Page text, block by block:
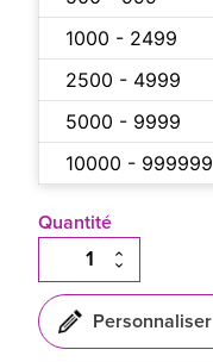
1000 - 2499
2500 - 4999
5000 - 9999
10000 - 999999
Quantité